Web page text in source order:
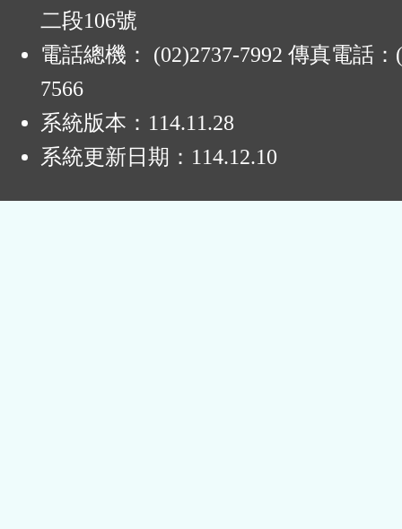
二段106號
電話總機： (02)2737-7992 傳真電話：
7566
系統版本： 114.11.28
系統更新日期： 114.12.10